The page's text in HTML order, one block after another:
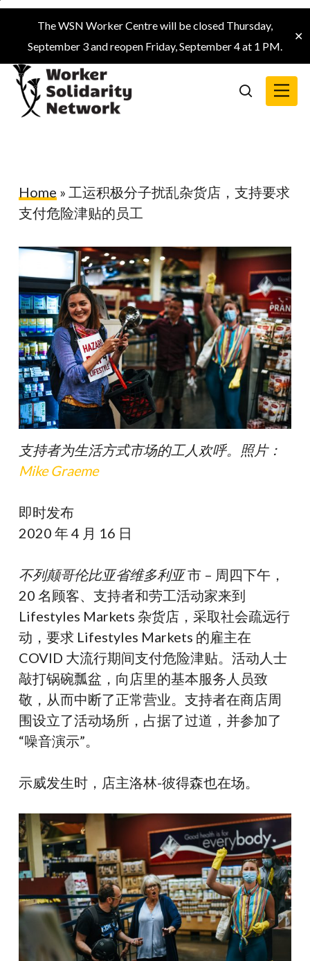
Skip
main
content
The WSN Worker Centre will be closed Thursday,
September 3 and reopen Friday, September 4 at 1 PM.
✕
search
Menu
Home » 工运积极分子扰乱杂货店，支持要求
支付危险津贴的员工
支持者为生活方式市场的工人欢呼。照片：
Mike Graeme
即时发布
2020 年 4 月 16 日
不列颠哥伦比亚省维多利亚市 – 周四下午，
20 名顾客、支持者和劳工活动家来到
Lifestyles Markets 杂货店，采取社会疏远行
动，要求 Lifestyles Markets 的雇主在
COVID 大流行期间支付危险津贴。活动人士
敲打锅碗瓢盆，向店里的基本服务人员致
敬，从而中断了正常营业。支持者在商店周
围设立了活动场所，占据了过道，并参加了
“噪音演示”。
示威发生时，店主洛林-彼得森也在场。